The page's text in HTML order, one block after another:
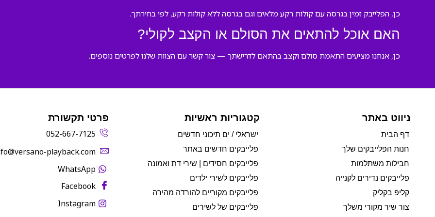
כן, הפלייבק זמין בגרסה עם קולות רקע מלאים וגם בגרסה ללא קולות רקע, לפי בחירתך.
האם אוכל להתאים את הסולם או הקצב לקולי?
כן, אנחנו מציעים התאמת סולם וקצב בהתאם לדרישתך — צור קשר עם הצוות שלנו לפרטים נוספים.
ניווט באתר
דף הבית
חנות הפלייבקים שלך
חבילות משתלמות
פלייבקים נדירים לקנייה
קליפ בקליק
צור שיר מקורי משלך
קטגוריות ראשיות
ישראלי / ים תיכוני חדשים
פלייבקים חדשים באתר
פלייבקים חסידים | שירי דת ואמונה
פלייבקים לשירי ילדים
פלייבקים מקוריים להורדה מהירה
פלייבקים של לשירים
פרטי תקשורת
052-667-7125
playback.com‬
WhatsApp
Facebook
Instagram